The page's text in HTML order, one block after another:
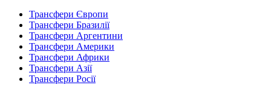
Трансфери Європи
Трансфери Бразилії
Трансфери Аргентини
Трансфери Америки
Трансфери Африки
Трансфери Азії
Трансфери Росії